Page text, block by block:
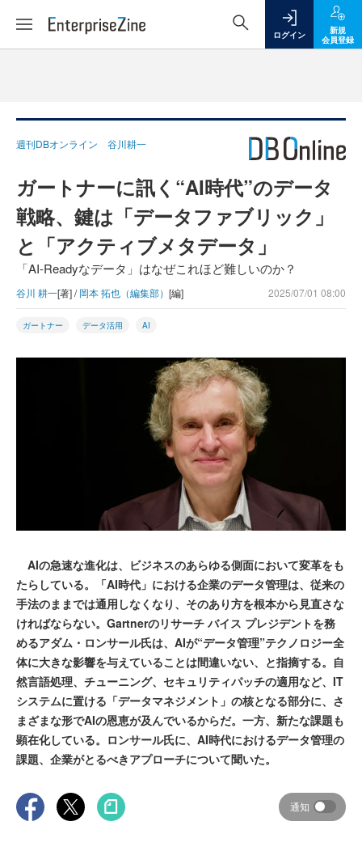
ログイン
新規
会員登録
週刊DBオンライン 谷川耕一
ガートナーに訊く“AI時代”のデータ
戦略、鍵は「データファブリック」
と「アクティブメタデータ」
「AI-Readyなデータ」はなぜこれほど難しいのか？
谷川 耕一[著] /岡本 拓也（編集部） [編] 2025/07/01 08:00
ガートナー データ活用 AI
AIの急速な進化は、ビジネスのあらゆる側面において変革をも
たらしている。「AI時代」における企業のデータ管理は、従来の
手法のままでは通用しなくなり、そのあり方を根本から見直さな
ければならない。Gartnerのリサーチ バイス プレジデントを務
めるアダム・ロンサール氏は、AIが“データ管理”テクノロジー全
体に大きな影響を与えていることは間違いない、と指摘する。自
然言語処理、チューニング、セキュリティパッチの適用など、IT
システムに置ける「データマネジメント」の核となる部分に、さ
まざまな形でAIの恩恵が及んでいるからだ。一方、新たな課題も
顕在化している。ロンサール氏に、AI時代におけるデータ管理の
課題、企業がとるべきアプローチについて聞いた。
通知